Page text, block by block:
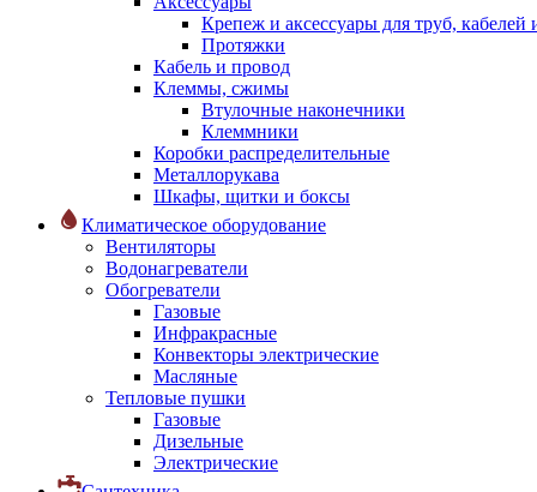
Крепеж и аксессуары для труб, кабелей
Протяжки
Кабель и провод
Клеммы, сжимы
Втулочные наконечники
Клеммники
Коробки распределительные
Металлорукава
Шкафы, щитки и боксы
Климатическое оборудование
Вентиляторы
Водонагреватели
Обогреватели
Газовые
Инфракрасные
Конвекторы электрические
Масляные
Тепловые пушки
Газовые
Дизельные
Электрические